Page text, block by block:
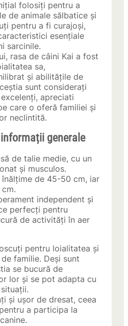
folosiți pentru a
de animale sălbatice și
pentru a fi curajoși,
esențiale
sarcinile.
rasa de câini Kai a fost
sa,
și abilitățile de
sunt considerați
apreciati
care o oferă familiei și
neclintită.
generale
de talie medie, cu un
și musculos.
de 45-50 cm, iar
independent și
perfecți pentru
de activități în aer
pentru loialitatea și
familie. Deși sunt
se bucură de
lor și se pot adapta cu
și ușor de dresat, ceea
a participa la